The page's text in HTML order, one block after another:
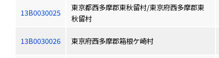
13B0030025
東京都西多摩郡東秋留村/東京府西多摩郡東
秋留村
13B0030026 東京府西多摩郡箱根ケ崎村